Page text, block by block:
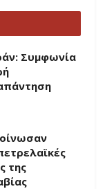
Συμφωνία
της